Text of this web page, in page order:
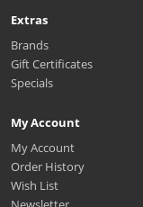
Extras
Brands
Gift Certificates
Specials
My Account
My Account
Order History
Wish List